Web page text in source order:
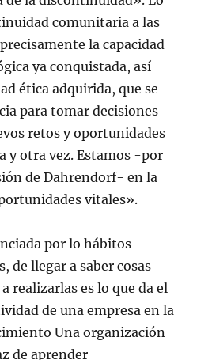
comunitaria a las
la capacidad
ya conquistada, así
ética adquirida, que se
para tomar decisiones
retos y oportunidades
y otra vez. Estamos -por
de Dahrendorf- en la
vitales».
por lo hábitos
de llegar a saber cosas
realizarlas es lo que da el
de una empresa en la
Una organización
de aprender